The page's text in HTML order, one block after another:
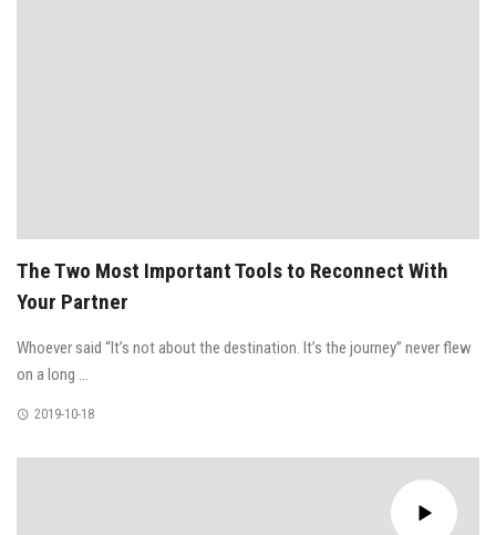
The Two Most Important Tools to Reconnect With
Your Partner
Whoever said “It’s not about the destination. It’s the journey” never flew
on a long ...
2019-10-18